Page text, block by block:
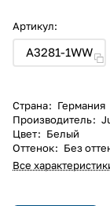
Артикул:
A3281-1WW
Страна: Германия
Производитель:
Цвет: Белый
Оттенок: Без
Все